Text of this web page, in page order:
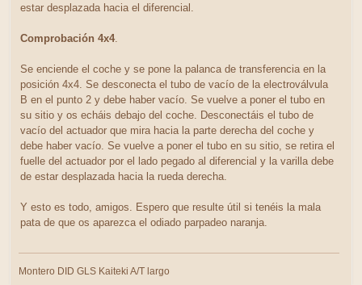
estar desplazada hacia el diferencial.
Comprobación 4x4.
Se enciende el coche y se pone la palanca de transferencia en la
posición 4x4. Se desconecta el tubo de vacío de la electroválvula
B en el punto 2 y debe haber vacío. Se vuelve a poner el tubo en
su sitio y os echáis debajo del coche. Desconectáis el tubo de
vacío del actuador que mira hacia la parte derecha del coche y
debe haber vacío. Se vuelve a poner el tubo en su sitio, se retira el
fuelle del actuador por el lado pegado al diferencial y la varilla debe
de estar desplazada hacia la rueda derecha.
Y esto es todo, amigos. Espero que resulte útil si tenéis la mala
pata de que os aparezca el odiado parpadeo naranja.
Montero DID GLS Kaiteki A/T largo